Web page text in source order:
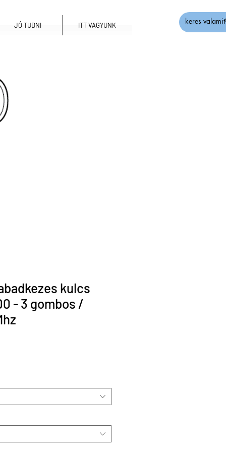
JÓ TUDNI ITT VAGYUNK
kulcs
- 3 gombos /